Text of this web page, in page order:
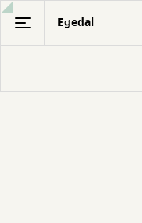
Gå
hovedindhold
Egedal